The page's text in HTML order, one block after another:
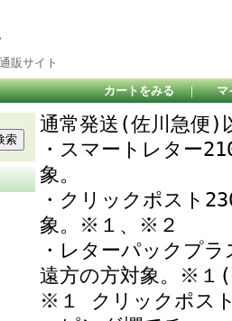
販サイト
カートをみる ｜ マ
通常発送(佐川急便)
・スマートレター
象
・クリックポスト
象。※１、※２
・レターパックプ
遠方の方対象。※１
※１ クリックポス